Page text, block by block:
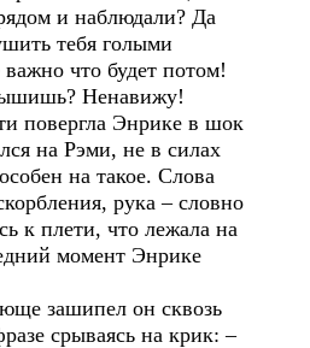
и наблюдали? Да
тебя голыми
что будет потом!
Ненавижу!
повергла Энрике в шок
на Рэми, не в силах
на такое. Слова
рука – словно
к плети, что лежала на
момент Энрике
зашипел он сквозь
срываясь на крик: –